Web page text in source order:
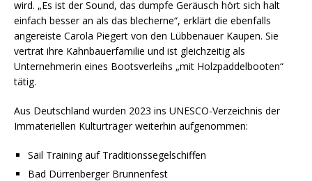
wird. „Es ist der Sound, das dumpfe Geräusch hört sich halt
einfach besser an als das blecherne“, erklärt die ebenfalls
angereiste Carola Piegert von den Lübbenauer Kaupen. Sie
vertrat ihre Kahnbauerfamilie und ist gleichzeitig als
Unternehmerin eines Bootsverleihs „mit Holzpaddelbooten“
tätig.
Aus Deutschland wurden 2023 ins UNESCO-Verzeichnis der
Immateriellen Kulturträger weiterhin aufgenommen:
Sail Training auf Traditionssegelschiffen
Bad Dürrenberger Brunnenfest